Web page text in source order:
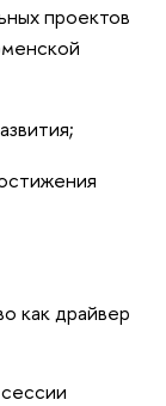
проектов
как драйвер